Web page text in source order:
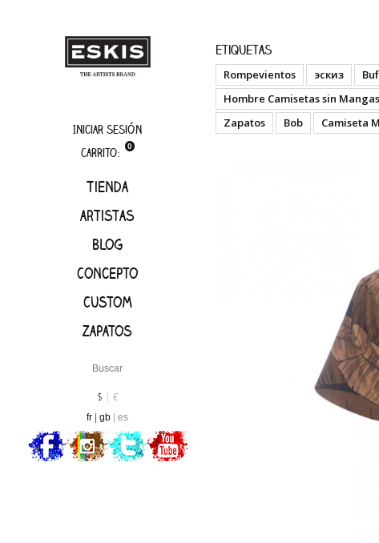
Iniciar sesión
Carrito:
0
Tienda
artistas
Blog
Concepto
Custom
Zapatos
$ €
fr gb es
boutique
Etiquetas
Rompevientos эскиз
Hombre Camisetas sin Mangas
Zapatos
Bob Camiseta